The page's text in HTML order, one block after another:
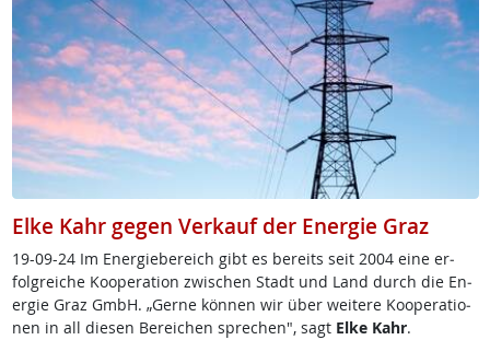
Elke Kahr gegen Verkauf der Energie Graz
19-09-24 Im En­er­gie­be­reich gibt es be­reits seit 2004 ei­ne er­
folg­rei­che Ko­ope­ra­ti­on zwi­schen Stadt und Land durch die En­
er­gie Graz GmbH. „Ger­ne kön­nen wir über wei­te­re Ko­ope­ra­tio­
nen in all die­sen Be­rei­chen sp­re­chen", sagt El­ke Kahr.